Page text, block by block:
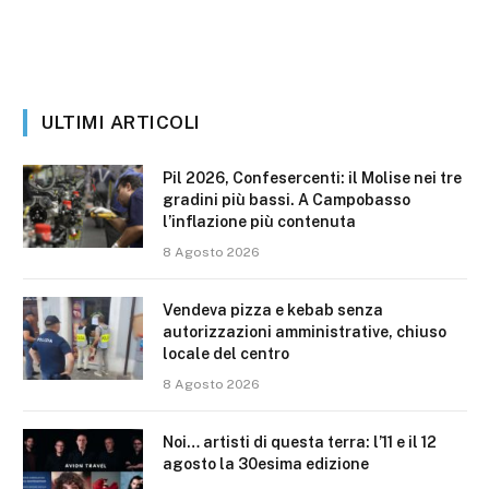
ULTIMI ARTICOLI
Pil 2026, Confesercenti: il Molise nei tre
gradini più bassi. A Campobasso
l’inflazione più contenuta
8 Agosto 2026
Vendeva pizza e kebab senza
autorizzazioni amministrative, chiuso
locale del centro
8 Agosto 2026
Noi… artisti di questa terra: l’11 e il 12
agosto la 30esima edizione